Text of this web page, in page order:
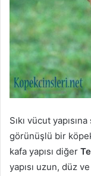
Sıkı vücut
görünüşlü bir
kafa yapısı diğer
yapısı uzun, düz